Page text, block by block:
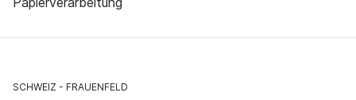
SCHWEIZ FRAUENFELD